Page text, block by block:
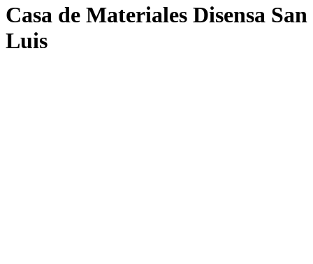
Casa de Materiales Disensa San
Luis